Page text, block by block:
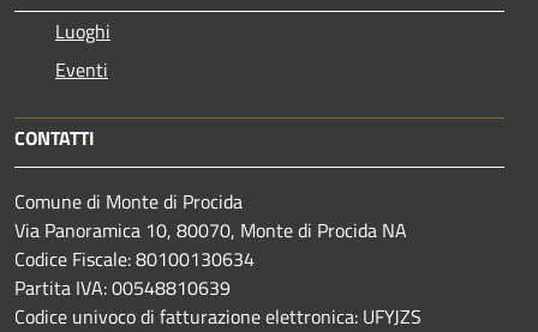
Luoghi
Eventi
CONTATTI
Comune di Monte di Procida
Via Panoramica 10, 80070, Monte di Procida NA
Codice Fiscale: 80100130634
Partita IVA: 00548810639
Codice univoco di fatturazione elettronica: UFYJZS